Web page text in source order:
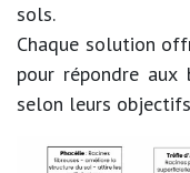
sols.
Chaque solution
pour répondre aux
selon leurs